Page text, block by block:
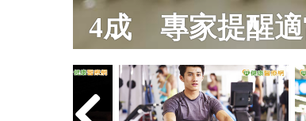
月治療病況穩定